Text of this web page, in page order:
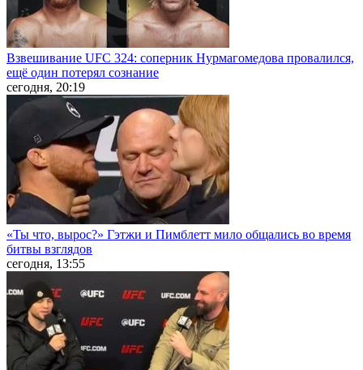
Взвешивание UFC 324: соперник Нурмагомедова провалился,
ещё один потерял сознание
сегодня, 20:19
«Ты что, вырос?» Гэтжи и Пимблетт мило общались во время
битвы взглядов
сегодня, 13:55